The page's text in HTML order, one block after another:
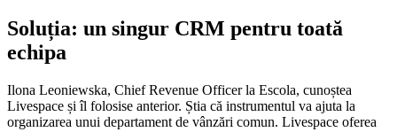
Soluția: un singur CRM pentru toată
echipa
Ilona Leoniewska, Chief Revenue Officer la Escola, cunoștea
Livespace și îl folosise anterior. Știa că instrumentul va ajuta la
organizarea unui departament de vânzări comun. Livespace oferea